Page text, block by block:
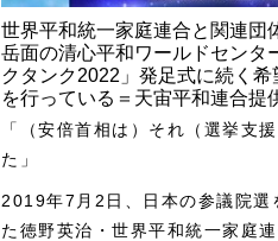
世界平和統一家庭連合と関連団
岳面の清心平和ワールドセンタ
クタンク2022」発足式に続く
を行っている＝天宙平和連合提
「（安倍首相は）それ（選挙支
た」
2019年7月2日、日本の参議院選
た徳野英治・世界平和統一家庭